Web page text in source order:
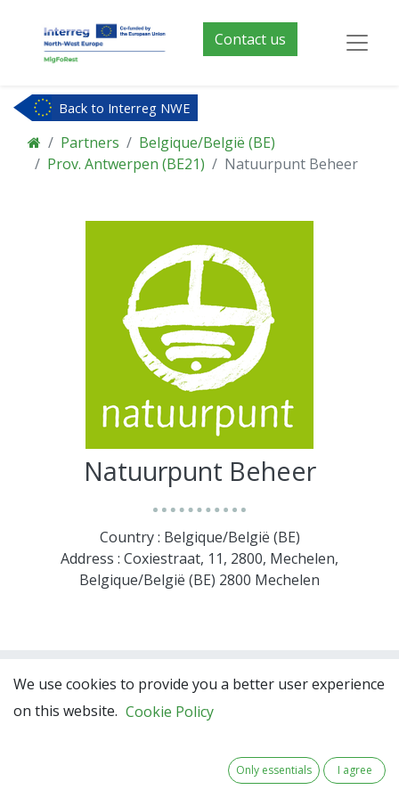
Contact us
Back to Interreg NWE
Partners
Belgique/België (BE)
Prov. Antwerpen (BE21)
Natuurpunt Beheer
Natuurpunt Beheer
Country : Belgique/België (BE)
Address : Coxiestraat, 11, 2800, Mechelen,
Belgique/België (BE) 2800 Mechelen
We use cookies to provide you a better user experience
on this website. Cookie Policy
Only essentials I agree